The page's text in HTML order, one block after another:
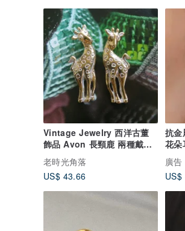
Vintage Jewelry 西洋古董
飾品 Avon 長頸鹿 兩種戴法
針式耳環
老時光角落
US$ 43.66
抗金
花朵
廣告